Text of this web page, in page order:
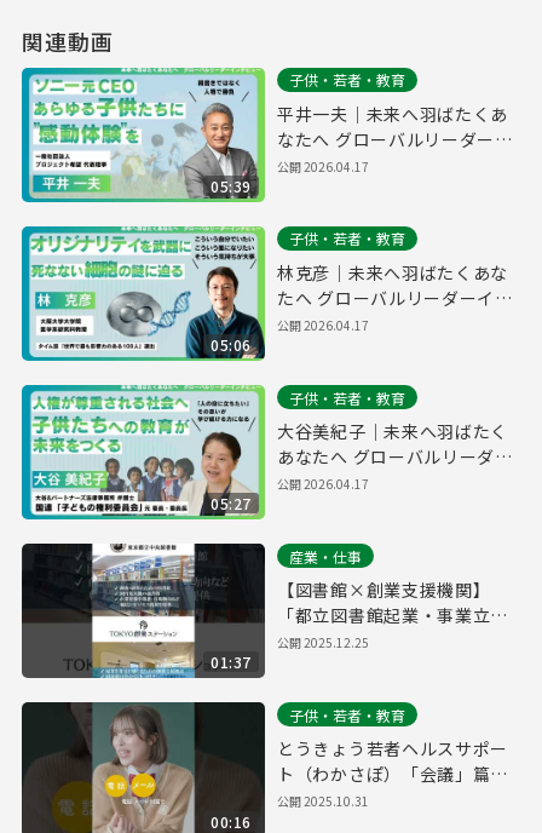
関連動画
05:39
子供・若者・教育
平井一夫｜未来へ羽ばたくあ
なたへ グローバルリーダーイ
ンタビュー
公開2026.04.17
05:06
子供・若者・教育
林克彦｜未来へ羽ばたくあな
たへ グローバルリーダーイン
タビュー
公開2026.04.17
05:27
子供・若者・教育
大谷美紀子｜未来へ羽ばたく
あなたへ グローバルリーダー
インタビュー
公開2026.04.17
01:37
産業・仕事
【図書館×創業支援機関】
「都立図書館起業・事業立案
ワークシート」でビジネスプ
公開2025.12.25
00:16
子供・若者・教育
とうきょう若者ヘルスサポー
ト（わかさぽ）「会議」篇
15秒縦型
公開2025.10.31